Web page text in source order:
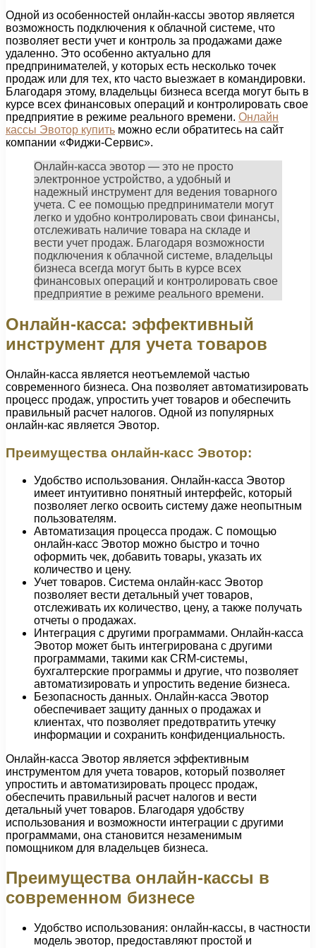
Одной из особенностей онлайн-кассы эвотор является
возможность подключения к облачной системе, что
позволяет вести учет и контроль за продажами даже
удаленно. Это особенно актуально для
предпринимателей, у которых есть несколько точек
продаж или для тех, кто часто выезжает в командировки.
Благодаря этому, владельцы бизнеса всегда могут быть в
курсе всех финансовых операций и контролировать свое
предприятие в режиме реального времени. Онлайн
кассы Эвотор купить можно если обратитесь на сайт
компании «Фиджи-Сервис».
Онлайн-касса эвотор — это не просто
электронное устройство, а удобный и
надежный инструмент для ведения товарного
учета. С ее помощью предприниматели могут
легко и удобно контролировать свои финансы,
отслеживать наличие товара на складе и
вести учет продаж. Благодаря возможности
подключения к облачной системе, владельцы
бизнеса всегда могут быть в курсе всех
финансовых операций и контролировать свое
предприятие в режиме реального времени.
Онлайн-касса: эффективный
инструмент для учета товаров
Онлайн-касса является неотъемлемой частью
современного бизнеса. Она позволяет автоматизировать
процесс продаж, упростить учет товаров и обеспечить
правильный расчет налогов. Одной из популярных
онлайн-кас является Эвотор.
Преимущества онлайн-касс Эвотор:
Удобство использования. Онлайн-касса Эвотор
имеет интуитивно понятный интерфейс, который
позволяет легко освоить систему даже неопытным
пользователям.
Автоматизация процесса продаж. С помощью
онлайн-касс Эвотор можно быстро и точно
оформить чек, добавить товары, указать их
количество и цену.
Учет товаров. Система онлайн-касс Эвотор
позволяет вести детальный учет товаров,
отслеживать их количество, цену, а также получать
отчеты о продажах.
Интеграция с другими программами. Онлайн-касса
Эвотор может быть интегрирована с другими
программами, такими как CRM-системы,
бухгалтерские программы и другие, что позволяет
автоматизировать и упростить ведение бизнеса.
Безопасность данных. Онлайн-касса Эвотор
обеспечивает защиту данных о продажах и
клиентах, что позволяет предотвратить утечку
информации и сохранить конфиденциальность.
Онлайн-касса Эвотор является эффективным
инструментом для учета товаров, который позволяет
упростить и автоматизировать процесс продаж,
обеспечить правильный расчет налогов и вести
детальный учет товаров. Благодаря удобству
использования и возможности интеграции с другими
программами, она становится незаменимым
помощником для владельцев бизнеса.
Преимущества онлайн-кассы в
современном бизнесе
Удобство использования: онлайн-кассы, в частности
модель эвотор, предоставляют простой и